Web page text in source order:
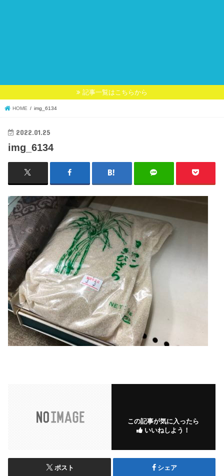
記事一覧はこちらから
HOME img_6134
2022.01.25
img_6134
この記事が気に入ったら
いいねしよう！
ポスト シェア